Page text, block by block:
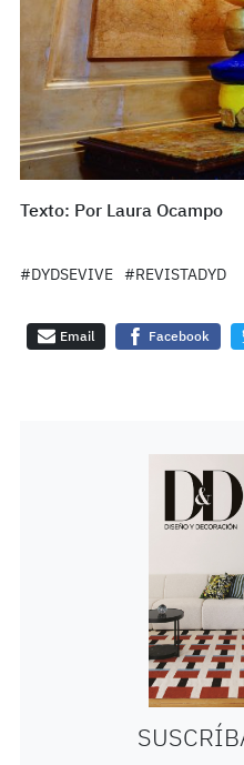
Texto: Por Laura Ocampo
#DYDSEVIVE #REVISTADYD
Email Facebook